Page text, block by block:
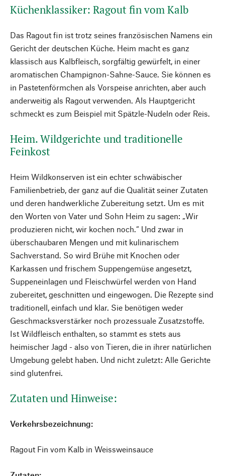
Küchenklassiker: Ragout fin vom Kalb
Das Ragout fin ist trotz seines französischen Namens ein
Gericht der deutschen Küche. Heim macht es ganz
klassisch aus Kalbfleisch, sorgfältig gewürfelt, in einer
aromatischen Champignon-Sahne-Sauce. Sie können es
in Pastetenförmchen als Vorspeise anrichten, aber auch
anderweitig als Ragout verwenden. Als Hauptgericht
schmeckt es zum Beispiel mit Spätzle-Nudeln oder Reis.
Heim. Wildgerichte und traditionelle
Feinkost
Heim Wildkonserven ist ein echter schwäbischer
Familienbetrieb, der ganz auf die Qualität seiner Zutaten
und deren handwerkliche Zubereitung setzt. Um es mit
den Worten von Vater und Sohn Heim zu sagen: „Wir
produzieren nicht, wir kochen noch.“ Und zwar in
überschaubaren Mengen und mit kulinarischem
Sachverstand. So wird Brühe mit Knochen oder
Karkassen und frischem Suppengemüse angesetzt,
Suppeneinlagen und Fleischwürfel werden von Hand
zubereitet, geschnitten und eingewogen. Die Rezepte sind
traditionell, einfach und klar. Sie benötigen weder
Geschmacksverstärker noch prozessuale Zusatzstoffe.
Ist Wildfleisch enthalten, so stammt es stets aus
heimischer Jagd - also von Tieren, die in ihrer natürlichen
Umgebung gelebt haben. Und nicht zuletzt: Alle Gerichte
sind glutenfrei.
Zutaten und Hinweise:
Verkehrsbezeichnung:
Ragout Fin vom Kalb in Weissweinsauce